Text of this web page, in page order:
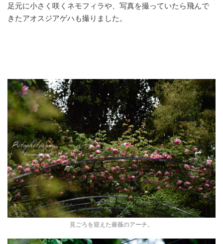
足元に小さく咲くネモフィラや、写真を撮っていたら飛んで
きたアオスジアゲハも撮りました。
見ごろを迎えた薔薇のアーチ。